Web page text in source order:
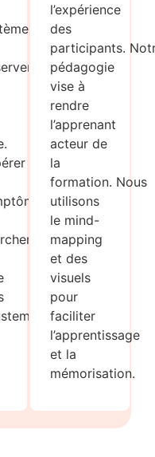
l’expérience
des
participants.
pédagogie
vise à
rendre
l’apprenant
acteur de
la
formation. Nous
utilisons
le mind-
mapping
et des
visuels
pour
faciliter
l’apprentissage
et la
mémorisation.